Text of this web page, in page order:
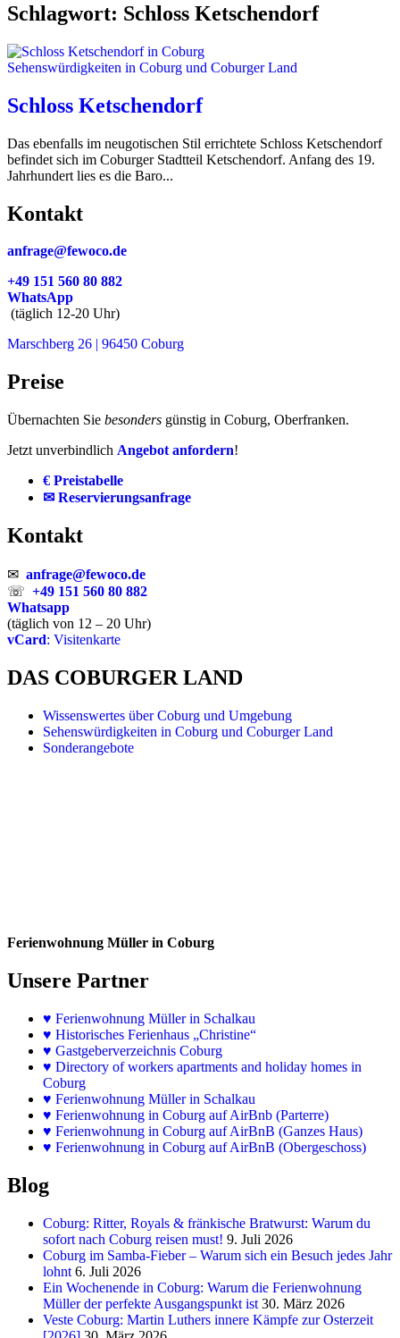
Schlagwort: Schloss Ketschendorf
Sehenswürdigkeiten in Coburg und Coburger Land
Schloss Ketschendorf
Das ebenfalls im neugotischen Stil errichtete Schloss Ketschendorf
befindet sich im Coburger Stadtteil Ketschendorf. Anfang des 19.
Jahrhundert lies es die Baro...
Kontakt
anfrage@fewoco.de
+49 151 560 80 882
WhatsApp
(täglich 12-20 Uhr)
Marschberg 26 | 96450 Coburg
Preise
Übernachten Sie besonders günstig in Coburg, Oberfranken.
Jetzt unverbindlich Angebot anfordern!
€ Preistabelle
✉ Reservierungsanfrage
Kontakt
✉ anfrage@fewoco.de
☏ +49 151 560 80 882
Whatsapp
(täglich von 12 – 20 Uhr)
vCard: Visitenkarte
DAS COBURGER LAND
Wissenswertes über Coburg und Umgebung
Sehenswürdigkeiten in Coburg und Coburger Land
Sonderangebote
Ferienwohnung Müller in Coburg
Unsere Partner
♥ Ferienwohnung Müller in Schalkau
♥ Historisches Ferienhaus „Christine“
♥ Gastgeberverzeichnis Coburg
♥ Directory of workers apartments and holiday homes in
Coburg
♥ Ferienwohnung Müller in Schalkau
♥ Ferienwohnung in Coburg auf AirBnb (Parterre)
♥ Ferienwohnung in Coburg auf AirBnB (Ganzes Haus)
♥ Ferienwohnung in Coburg auf AirBnB (Obergeschoss)
Blog
Coburg: Ritter, Royals & fränkische Bratwurst: Warum du
sofort nach Coburg reisen must! 9. Juli 2026
Coburg im Samba-Fieber – Warum sich ein Besuch jedes Jahr
lohnt 6. Juli 2026
Ein Wochenende in Coburg: Warum die Ferienwohnung
Müller der perfekte Ausgangspunkt ist 30. März 2026
Veste Coburg: Martin Luthers innere Kämpfe zur Osterzeit